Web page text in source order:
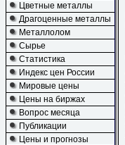
Цветные металлы
Драгоценные металлы
Металлолом
Сырье
Статистика
Индекс цен России
Мировые цены
Цены на биржах
Вопрос месяца
Публикации
Цены и прогнозы